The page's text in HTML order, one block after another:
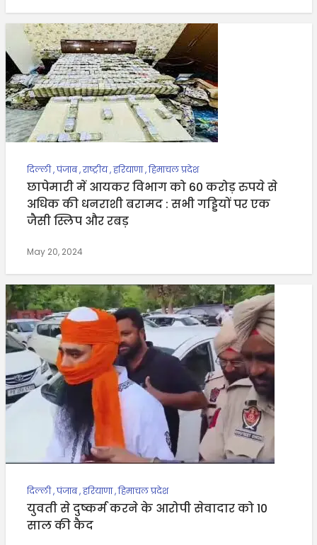
दिल्ली,पंजाब,राष्ट्रीय,हरियाणा,हिमाचल प्रदेश
छापेमारी में आयकर विभाग को 60 करोड़ रुपये से
अधिक की धनराशी बरामद : सभी गड्डियों पर एक
जैसी स्लिप और रबड़
May 20, 2024
दिल्ली,पंजाब,हरियाणा,हिमाचल प्रदेश
युवती से दुष्कर्म करने के आरोपी सेवादार को 10
साल की कैद